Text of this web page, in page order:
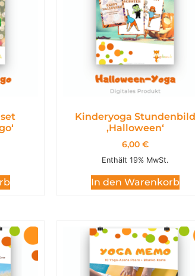
Kinderyoga Stundenbild
,Halloween‘
6,00 €
Enthält 19% MwSt.
In den Warenkorb